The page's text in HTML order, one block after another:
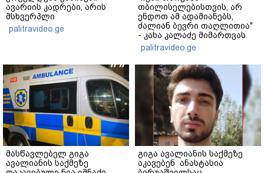
ავარიის კადრები, არის
მსხვერპლი
palitravideo.ge
თბილისელებისთვის, არ
ენდოთ ამ ადამიანებს,
ძალიან ბევრი თაღლითია"
- კახა კალაძე მიმართვას
ავრცელებს
palitravideo.ge
მასწავლებელ გიგა
ავალიანის საქმეზე
გიგა ავალიანის საქმეზე
აკავებენ ანასტასია